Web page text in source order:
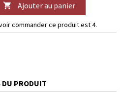
 Ajouter au panier
commander ce produit est 4.
DU PRODUIT